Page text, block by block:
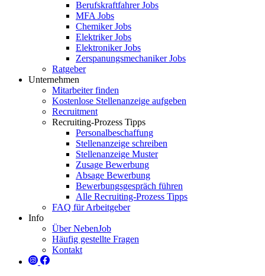
Berufskraftfahrer Jobs
MFA Jobs
Chemiker Jobs
Elektriker Jobs
Elektroniker Jobs
Zerspanungsmechaniker Jobs
Ratgeber
Unternehmen
Mitarbeiter finden
Kostenlose Stellenanzeige aufgeben
Recruitment
Recruiting-Prozess Tipps
Personalbeschaffung
Stellenanzeige schreiben
Stellenanzeige Muster
Zusage Bewerbung
Absage Bewerbung
Bewerbungsgespräch führen
Alle Recruiting-Prozess Tipps
FAQ für Arbeitgeber
Info
Über NebenJob
Häufig gestellte Fragen
Kontakt